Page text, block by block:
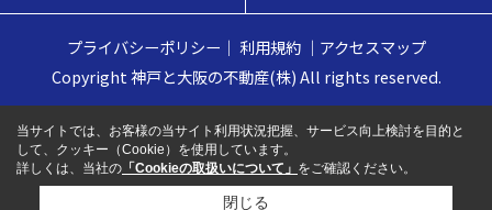
プライバシーポリシー ｜ 利用規約｜ アクセスマップ
Copyright 神戸と大阪の不動産(株) All rights reserved.
当サイトでは、お客様の当サイト利用状況把握、サービス向上検討を目的と
して、クッキー（Cookie）を使用しています。
詳しくは、当社の 「Cookieの取扱いについて」 をご確認ください。
閉じる